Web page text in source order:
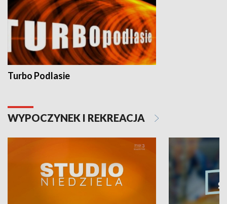
Turbo Podlasie
WYPOCZYNEK I REKREACJA